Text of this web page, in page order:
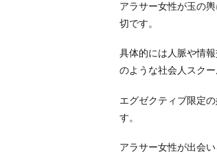
知
性
格
を
4.
アラサー女性が玉の
切です。
具体的には人脈や情
のような社会人スクー
エグゼクティブ限定
す。
アラサー女性が出会